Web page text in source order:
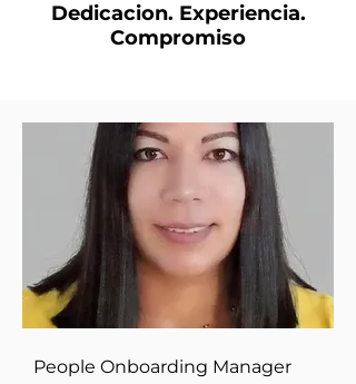
Dedicacion. Experiencia.
Compromiso
People Onboarding Manager